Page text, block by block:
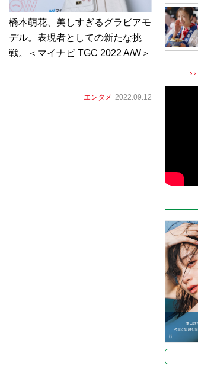
橋本萌花、美しすぎるグラビアモ
デル。表現者としての新たな挑
戦。＜マイナビ TGC 2022 A/W＞
エンタメ 2022.09.12